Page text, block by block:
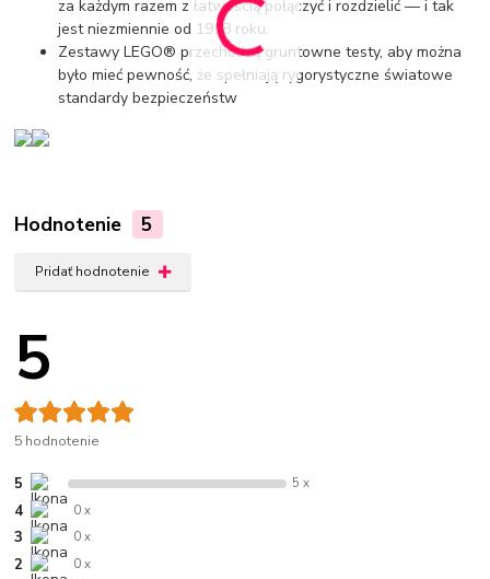
za każdym razem z łatwością połączyć i rozdzielić — i tak
jest niezmiennie od 1958 roku.
Zestawy LEGO® przechodzą gruntowne testy, aby można
było mieć pewność, że spełniają rygorystyczne światowe
standardy bezpieczeństw
Hodnotenie 5
Pridať hodnotenie
5
5 hodnotenie
5 5 x
4 0 x
3 0 x
2 0 x